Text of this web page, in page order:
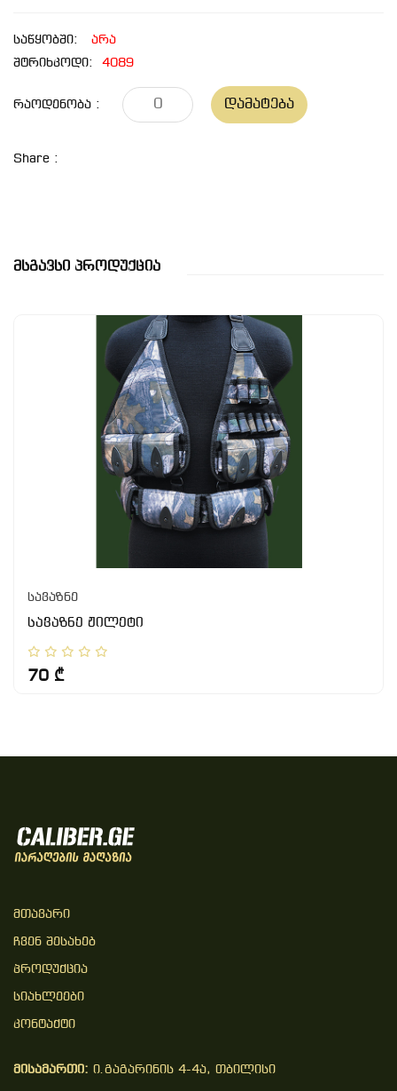
საწყობში:
არა
შტრიხკოდი:
4089
Რაოდენობა : Დამატება
Share :
Მსგავსი Პროდუქცია
სავაზნე
სავაზნე ჟილეტი
70 ₾
Მთავარი
Ჩვენ Შესახებ
Პროდუქცია
Სიახლეები
Კონტაქტი
მისამართი: ი.გაგარინის 4-4ა, თბილისი